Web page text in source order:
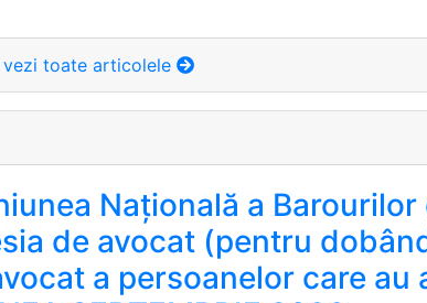
vezi toate articolele
Națională a
de avocat (pentru
a persoanelor care